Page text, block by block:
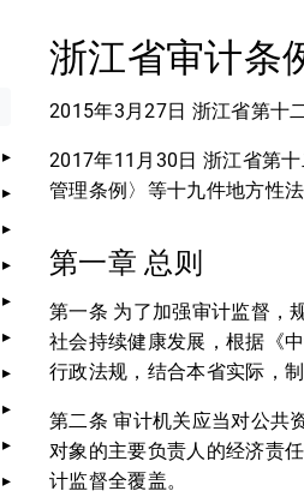
浙江省审计条
2015年3月27日 浙江省第十
2017年11月30日 浙江省第
管理条例〉等十九件地方性
第一章 总则
第一条 为了加强审计监督，
社会持续健康发展，根据《
行政法规，结合本省实际，制
第二条 审计机关应当对公共
对象的主要负责人的经济责
计监督全覆盖。